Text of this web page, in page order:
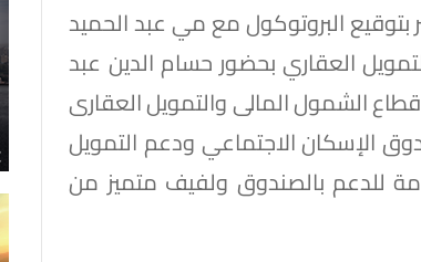
البروتوكول مع مي عبد الحميد
العقاري بحضور حسام الدين عبد
الشمول المالى والتمويل العقارى
الإسكان الاجتماعي ودعم التمويل
للدعم بالصندوق ولفيف متميز من